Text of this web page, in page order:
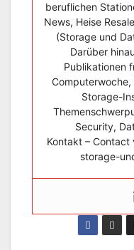
beruflichen
News, Heise
(Storage und
Darüber
Publikationen
Computerwoche,
Storage-
Security,
Kontakt – Contact
storage-